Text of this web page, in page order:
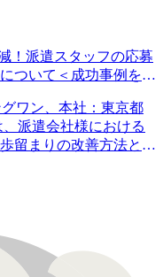
！派遣スタッフの応募
ついて＜成功事例を交
ワン、本社：東京都
派遣会社様における
留まりの改善方法と成